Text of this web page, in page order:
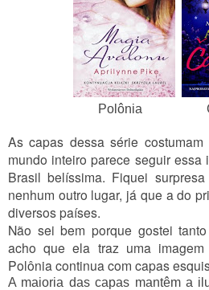
Polônia
As capas dessa série
mundo inteiro parece seguir
Brasil belíssima. Fiquei
nenhum outro lugar, já que a do
diversos países.
Não sei bem porque gostei
acho que ela traz uma
Polônia continua com capas
A maioria das capas mantêm a